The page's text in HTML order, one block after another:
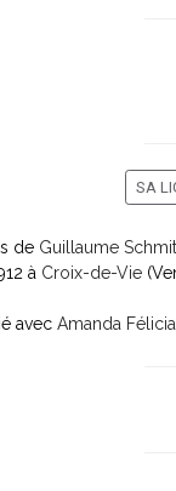
SA
de Guillaume Schmit
à Croix-de-Vie
avec Amanda